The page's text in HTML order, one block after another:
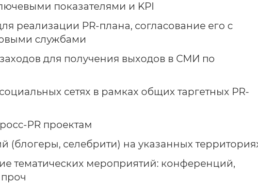
показателями и KPI
реализации PR-плана, согласование его с
службами
для получения выходов в СМИ по
сетях в рамках общих таргетных PR-
PR проектам
(блогеры, селебрити) на указанных
тематических мероприятий: конференций,